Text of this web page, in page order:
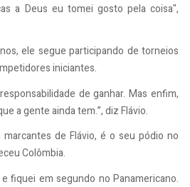
a Deus eu tomei gosto pela coisa",
ele segue participando de torneios
iniciantes.
de ganhar. Mas enfim,
a gente ainda tem.”, diz Flávio.
marcantes de Flávio, é o seu pódio no
Colômbia.
fiquei em segundo no Panamericano.